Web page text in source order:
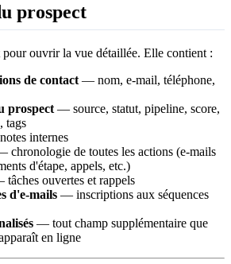
prospect
ouvrir la vue détaillée. Elle contient :
de contact — nom, e-mail, téléphone,
prospect — source, statut, pipeline, score,
tags
internes
chronologie de toutes les actions (e-mails
d'étape, appels, etc.)
ouvertes et rappels
d'e-mails — inscriptions aux séquences
— tout champ supplémentaire que
en ligne